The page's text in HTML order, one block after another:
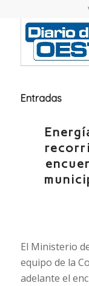
Entradas
El Ministerio
equipo de la
adelante el